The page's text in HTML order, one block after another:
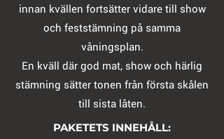
innan kvällen fortsätter vidare till show
och feststämning på samma
våningsplan.
En kväll där god mat, show och härlig
stämning sätter tonen från första skålen
till sista låten.
PAKETETS INNEHÅLL: